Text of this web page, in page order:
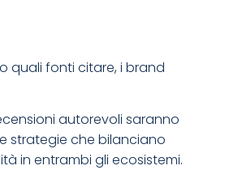
quali fonti citare, i brand
autorevoli saranno
strategie che bilanciano
in entrambi gli ecosistemi.